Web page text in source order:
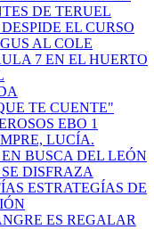
DE TERUEL
EL CURSO
AL COLE
7 EN EL HUERTO
TE CUENTE"
EBO 1
LUCÍA.
BUSCA DEL LEÓN
DISFRAZA
ESTRATEGÍAS DE
ES REGALAR